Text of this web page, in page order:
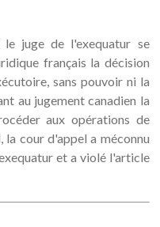
le juge de l'exequatur se
français la décision
sans pouvoir ni la
au jugement canadien la
aux opérations de
cour d'appel a méconnu
et a violé l'article